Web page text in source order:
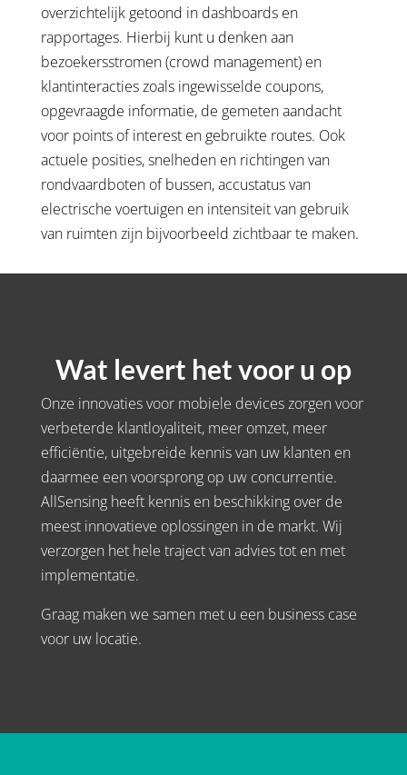
overzichtelijk getoond in dashboards en
rapportages. Hierbij kunt u denken aan
bezoekersstromen (crowd management) en
klantinteracties zoals ingewisselde coupons,
opgevraagde informatie, de gemeten aandacht
voor points of interest en gebruikte routes. Ook
actuele posities, snelheden en richtingen van
rondvaardboten of bussen, accustatus van
electrische voertuigen en intensiteit van gebruik
van ruimten zijn bijvoorbeeld zichtbaar te maken.
Wat levert het voor u op
Onze innovaties voor mobiele devices zorgen voor
verbeterde klantloyaliteit, meer omzet, meer
efficiëntie, uitgebreide kennis van uw klanten en
daarmee een voorsprong op uw concurrentie.
AllSensing heeft kennis en beschikking over de
meest innovatieve oplossingen in de markt. Wij
verzorgen het hele traject van advies tot en met
implementatie.
Graag maken we samen met u een business case
voor uw locatie.